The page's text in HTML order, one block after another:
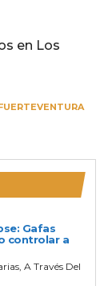
en Los
Gafas
controlar a
A Través Del